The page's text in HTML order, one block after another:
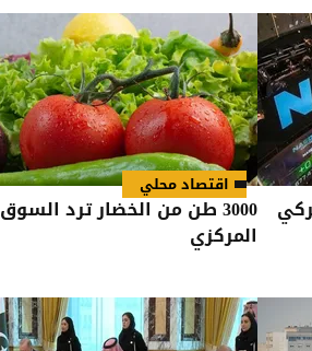
اقتصاد محلي
3000 طن من الخضار ترد السوق
المركزي